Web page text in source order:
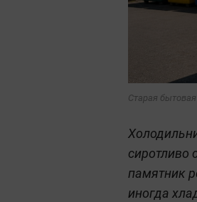
Старая
сиротливо
памятник
иногда